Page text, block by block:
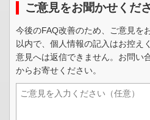
ご意見をお聞かせくだ
今後のFAQ改善のため、ご意見を
以内で、個人情報の記入はお控
意見へは返信できません。お問い
からお寄せください。